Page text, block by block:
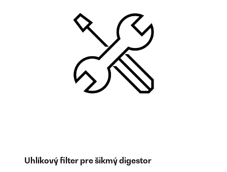
Uhlíkový filter pre šikmý digestor